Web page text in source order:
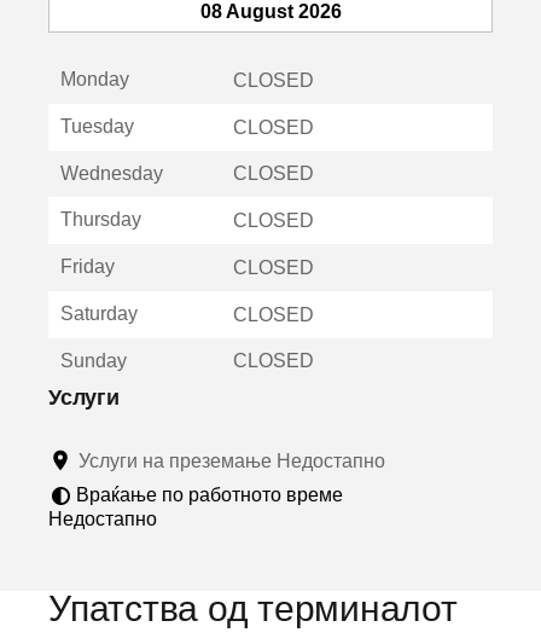
с
о
р
08 August 2026
Monday CLOSED
Tuesday CLOSED
Wednesday CLOSED
Thursday CLOSED
Friday CLOSED
Saturday CLOSED
Sunday CLOSED
Услуги
Услуги на преземање Недостапно
Враќање по работното време
Недостапно
Упатства од терминалот